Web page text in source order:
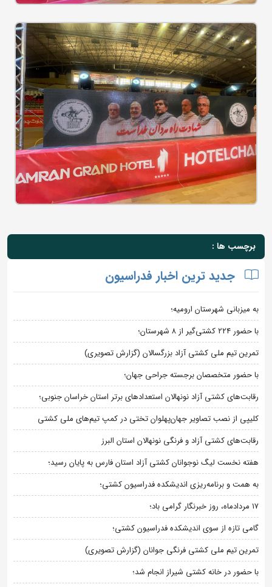
برچسب ها :
جدید ترین اخبار فدراسیون
به میزبانی شهرستان ارومیه؛
با حضور ۲۲۴ کشتی‌گیر از ۸ شهرستان؛
تمرین تیم ملی کشتی آزاد بزرگسالان (گزارش تصویری)
با حضور متخصصان برجسته جراحی جهان؛
رقابت‌های کشتی آزاد نونهالان استعدادهای برتر استان خراسان جنوبی؛
کلیپی از نصب تصاویر جهان‌پهلوان تختی در کمپ تیم‌های ملی کشتی
رقابت‌های کشتی آزاد و فرنگی نونهالان استان البرز
هفته نخست لیگ نوجوانان کشتی آزاد استان فارس به پایان رسید؛
به همت و برنامه‌ریزی اندیشکده فدراسیون کشتی؛
۱۷ مردادماه، روز خبرنگار گرامی باد؛
گامی تازه از سوی اندیشکده فدراسیون کشتی؛
تمرین تیم ملی کشتی فرنگی جوانان (گزارش تصویری)
با حضور در خانه کشتی شیراز انجام شد؛